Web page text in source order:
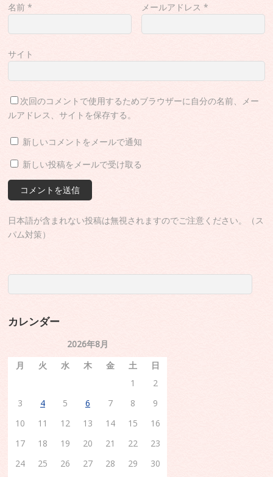
名前* メールアドレス*
サイト
次回のコメントで使用するためブラウザーに自分の名前、メー
ルアドレス、サイトを保存する。
新しいコメントをメールで通知
新しい投稿をメールで受け取る
日本語が含まれない投稿は無視されますのでご注意ください。（ス
パム対策）
カレンダー
2026年8月
月
火 水 木 金 土 日
1
2
3
4 5 6 7 8
9
10
11 12 13 14 15
16
17
18 19 20 21 22
23
24
25 26 27 28 29
30